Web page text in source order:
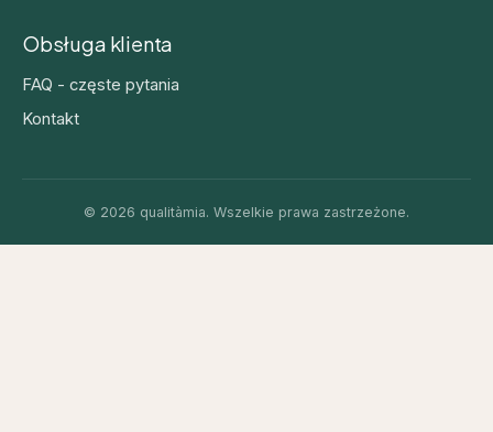
Obsługa klienta
FAQ - częste pytania
Kontakt
© 2026 qualitàmia. Wszelkie prawa zastrzeżone.